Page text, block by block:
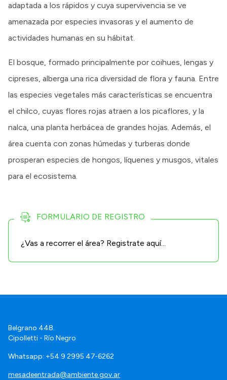
adaptada a los rápidos y cuya supervivencia se ve
amenazada por especies invasoras y el aumento de
actividades humanas en su hábitat.
El bosque, formado principalmente por coihues, lengas y
cipreses, alberga una rica diversidad de flora y fauna. Entre
las especies vegetales más características se encuentra
el chilco, cuyas flores rojas atraen a los picaflores, y la
nalca, una planta herbácea de grandes hojas. Además, el
área cuenta con zonas húmedas y turberas donde
prosperan especies de hongos, líquenes y musgos, vitales
para el ecosistema.
FORMULARIO DE REGISTRO
¿Vas a recorrer el área? Registrate aquí...
Belgrano 448.
Cipolletti - Río Negro
Whatsapp: +54 9 2995 47‑6262
mesadeentrada@ambiente.gov.ar